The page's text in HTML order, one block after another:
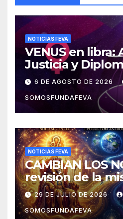
NOTICIAS FEVA
VENUS en libra:
Justicia y
6 DE AGOSTO DE 2026
SOMOSFUNDAFEVA
NOTICIAS FEVA
CAMBIAN LOS
revisión de la
experiencias
29 DE JULIO DE 2026
SOMOSFUNDAFEVA